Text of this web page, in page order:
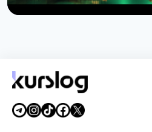
7 серпня 2026 р.4 хв читання